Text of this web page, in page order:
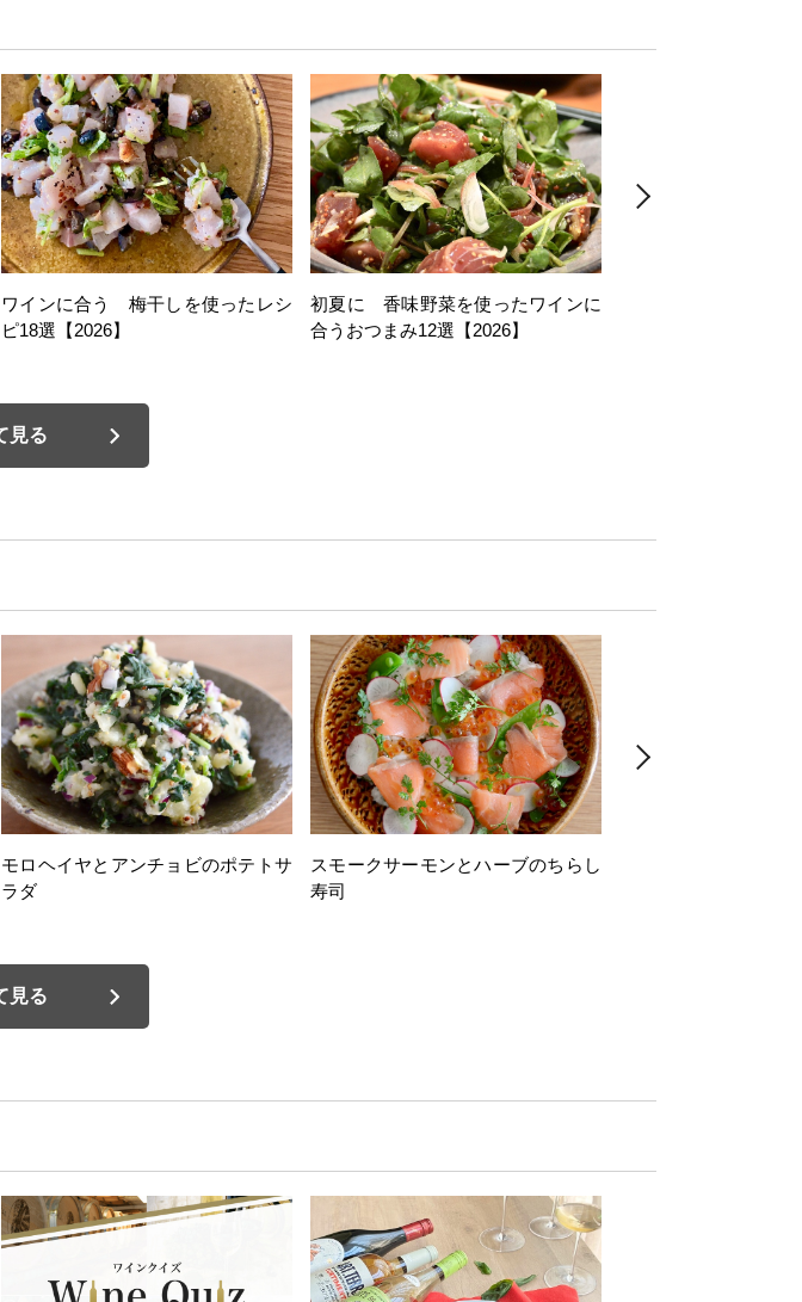
ワインに合う 梅干しを使ったレシ
ピ18選【2026】
初夏に 香味野菜を使ったワインに
合うおつまみ12選【2026】
見る
モロヘイヤとアンチョビのポテトサ
ラダ
スモークサーモンとハーブのちらし
寿司
見る